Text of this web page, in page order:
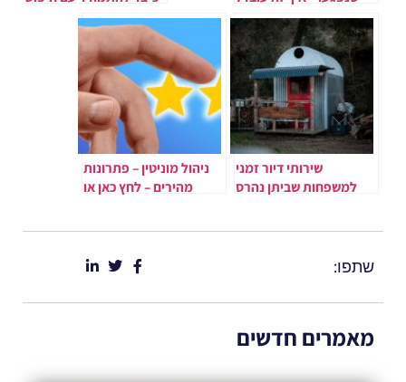
שלילי משפטי
שירותי דיור זמני
למשפחות שביתן נהרס
ניהול מוניטין – פתרונות
מהירים – לחץ כאן או
שתפו:
מאמרים חדשים